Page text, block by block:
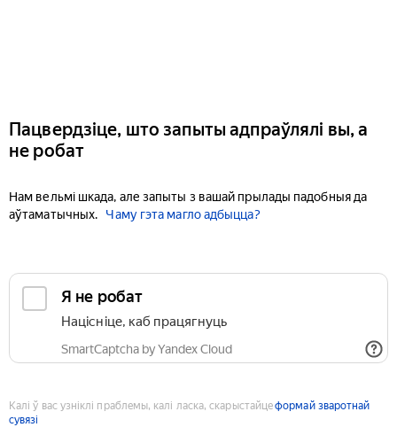
Пацвердзіце, што запыты адпраўлялі вы, а
не робат
Нам вельмі шкада, але запыты з вашай прылады падобныя да
аўтаматычных.
Чаму гэта магло адбыцца?
Я не робат
Націсніце, каб працягнуць
SmartCaptcha by Yandex Cloud
Калі ў вас узніклі праблемы, калі ласка, скарыстайцеформай зваротнай
сувязі